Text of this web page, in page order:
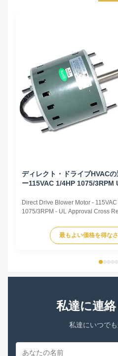
ディレクト・ドライブHVAC
ー115VAC 1/4HP 1075/3RPM
Direct Drive Blower Motor -
1075/3RPM - UL Approval Cross
TRUSTEC DESCRIPTION
FASCO GE/ GENTEQ US MOTORS/
RHEEM/RUUD PROTECH
最もよい価格を得な
私達に連
私達にいつで